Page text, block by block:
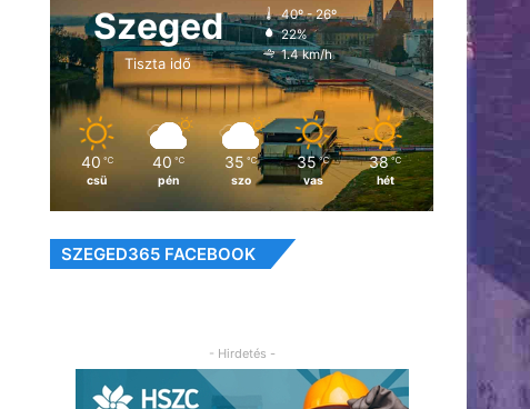
Szeged
Tiszta idő
40º - 26º
22%
1.4 km/h
40 ℃
csü
40 ℃
pén
35 ℃
szo
35 ℃
vas
38 ℃
hét
SZEGED365 FACEBOOK
- Hirdetés -